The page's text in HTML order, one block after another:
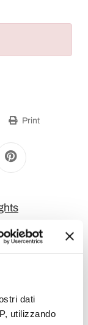
dati
utilizzando
Print